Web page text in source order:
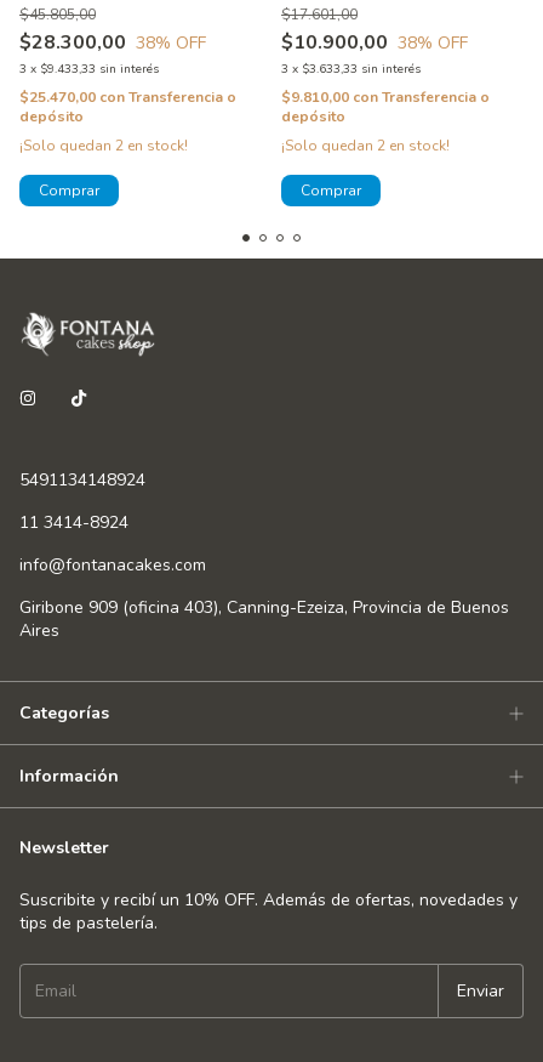
$28.300,00
$45.805,00
38% OFF
3 x $9.433,33 sin interés
$25.470,00 conTransferencia o
depósito
¡Solo quedan 2 en stock!
$10.900,00
$17.601,00
38% OFF
3 x $3.633,33 sin interés
$9.810,00 conTransferencia o
depósito
¡Solo quedan 2 en stock!
5491134148924
11 3414-8924
info@fontanacakes.com
Giribone 909 (oficina 403), Canning-Ezeiza, Provincia de Buenos
Aires
Categorías
Información
Newsletter
Suscribite y recibí un 10% OFF. Además de ofertas, novedades y
tips de pastelería.